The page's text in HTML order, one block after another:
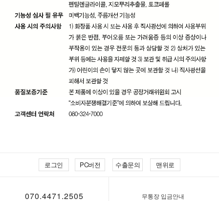
로그인 PC버전 수출문의 맨위로
070.4471.2505 무통장 입금안내